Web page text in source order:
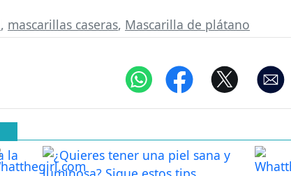
, mascarillas caseras, Mascarilla de plátano